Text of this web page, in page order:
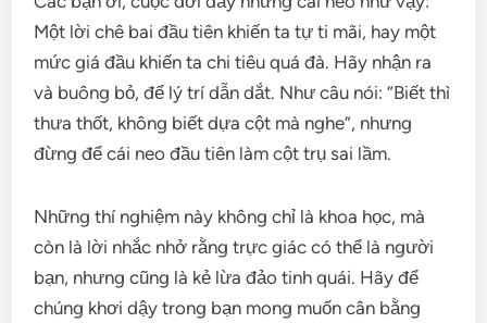
Một lời chê bai đầu tiên khiến ta tự ti mãi, hay một
mức giá đầu khiến ta chi tiêu quá đà. Hãy nhận ra
và buông bỏ, để lý trí dẫn dắt. Như câu nói: “Biết thì
thưa thốt, không biết dựa cột mà nghe”, nhưng
đừng để cái neo đầu tiên làm cột trụ sai lầm.
Những thí nghiệm này không chỉ là khoa học, mà
còn là lời nhắc nhở rằng trực giác có thể là người
bạn, nhưng cũng là kẻ lừa đảo tinh quái. Hãy để
chúng khơi dậy trong bạn mong muốn cân bằng